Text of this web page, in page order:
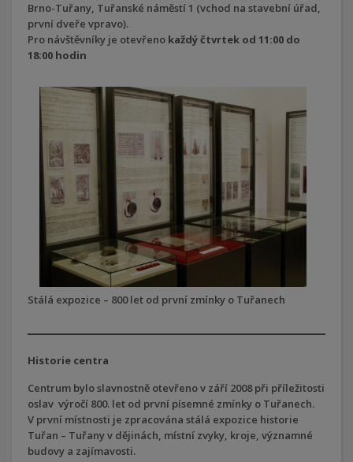
Brno-Tuřany, Tuřanské náměstí 1 (vchod na stavební úřad,
první dveře vpravo).
Pro návštěvníky je otevřeno každý čtvrtek od 11:00 do
18:00 hodin
Stálá expozice – 800 let od první zmínky o Tuřanech
Historie centra
Centrum bylo slavnostně otevřeno v září 2008 při příležitosti
oslav výročí 800. let od první písemné zmínky o Tuřanech.
V první místnosti je zpracována stálá expozice historie
Tuřan – Tuřany v dějinách, místní zvyky, kroje, významné
budovy a zajímavosti.